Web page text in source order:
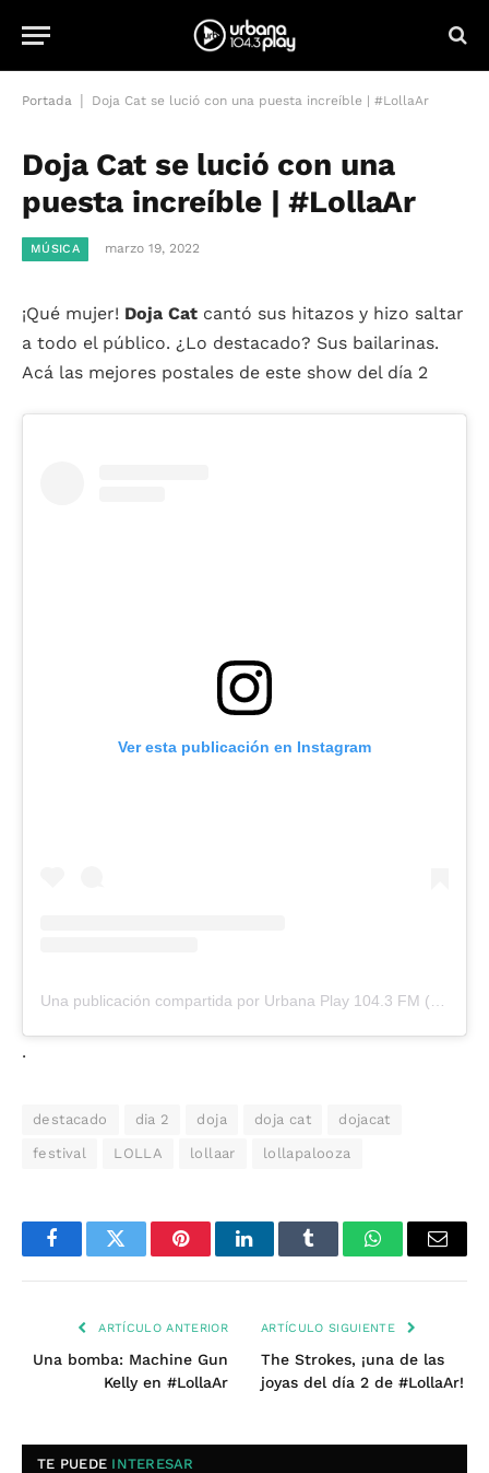
Portada Doja Cat se lució con una puesta increíble | #LollaAr
Doja Cat se lució con una
puesta increíble | #LollaAr
MÚSICA marzo 19, 2022
¡Qué mujer! Doja Cat cantó sus hitazos y hizo saltar
a todo el público. ¿Lo destacado? Sus bailarinas.
Acá las mejores postales de este show del día 2
Ver esta publicación en Instagram
.
destacado dia 2 doja doja cat dojacat
festival LOLLA lollaar lollapalooza
FacebookTwitter PinterestLinkedInTumblr WhatsAppEmail
ARTÍCULO ANTERIOR
Una bomba: Machine Gun
Kelly en #LollaAr
ARTÍCULO SIGUIENTE
The Strokes, ¡una de las
joyas del día 2 de #LollaAr!
TE PUEDE INTERESAR